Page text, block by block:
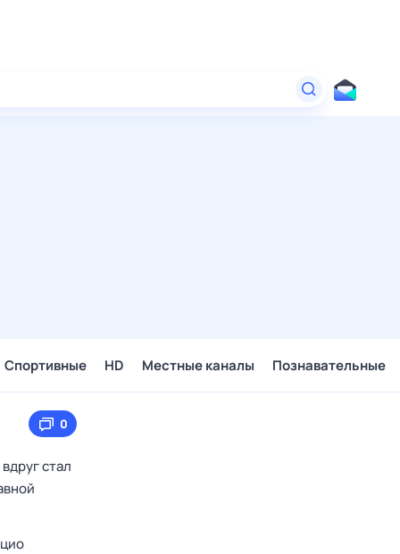
Спортивные HD Местные каналы Познавательные
0
стал